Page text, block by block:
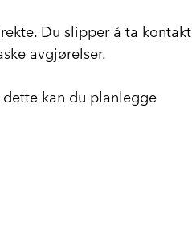
Du slipper å ta kontakt
avgjørelser.
dette kan du planlegge